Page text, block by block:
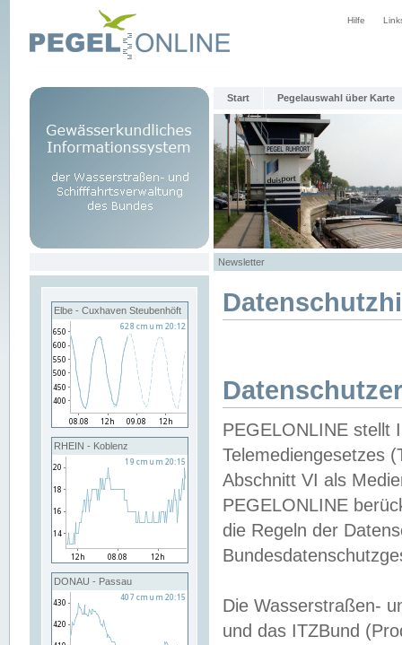
Hilfe
Start Pegelauswahl über Karte
Newsletter
Elbe - Cuxhaven Steubenhöft
RHEIN - Koblenz
DONAU - Passau
PEGELONLINE stellt
Telemediengesetzes
Abschnitt VI als
PEGELONLINE
die Regeln der
Die Wasserstraßen-
und das ITZBund